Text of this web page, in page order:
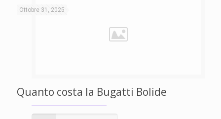
Ottobre 31, 2025
Quanto costa la Bugatti Bolide